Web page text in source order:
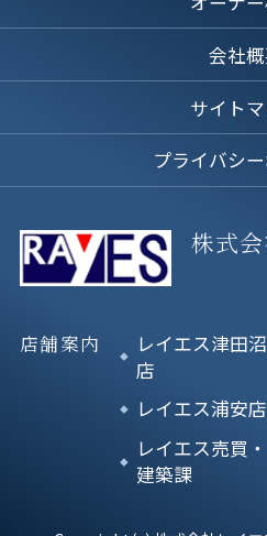
会社
サイト
プライバシ
株式
店舗案内
レイエス津田沼
店
レイエス浦安店
レイエス売買・
建築課